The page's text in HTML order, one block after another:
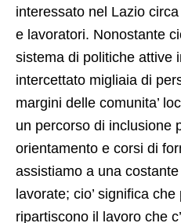
interessato nel Lazio
e lavoratori. Nonostante
sistema di politiche attive
intercettato migliaia di
margini delle comunita’
un percorso di inclusione
orientamento e corsi di
assistiamo a una
lavorate; cio’ significa che
ripartiscono il lavoro che